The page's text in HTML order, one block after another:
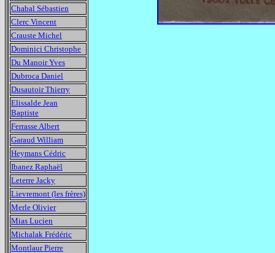
Chabal Sébastien
Clerc Vincent
Crauste Michel
Dominici Christophe
Du Manoir Yves
Dubroca Daniel
Dusautoir Thierry
Elissalde Jean
Baptiste
Ferrasse Albert
Garaud William
Heymans Cédric
Ibanez Raphaël
Leterre Jacky
Lievremont (les frères)
Merle Olivier
Mias Lucien
Michalak Frédéric
Montlaur Pierre